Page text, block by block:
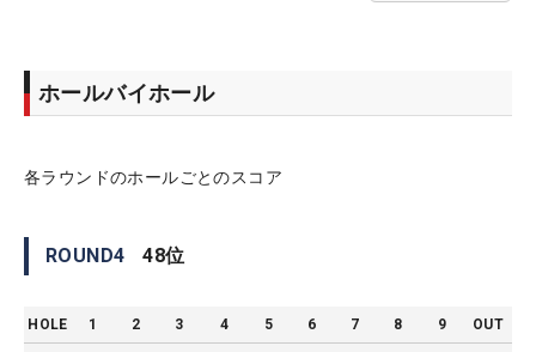
ホールバイホール
各ラウンドのホールごとのスコア
ROUND4 48位
HOLE 1 2 3 4 5 6 7 8 9 OUT